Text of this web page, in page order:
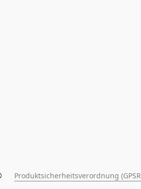
Produktsicherheitsverordnung